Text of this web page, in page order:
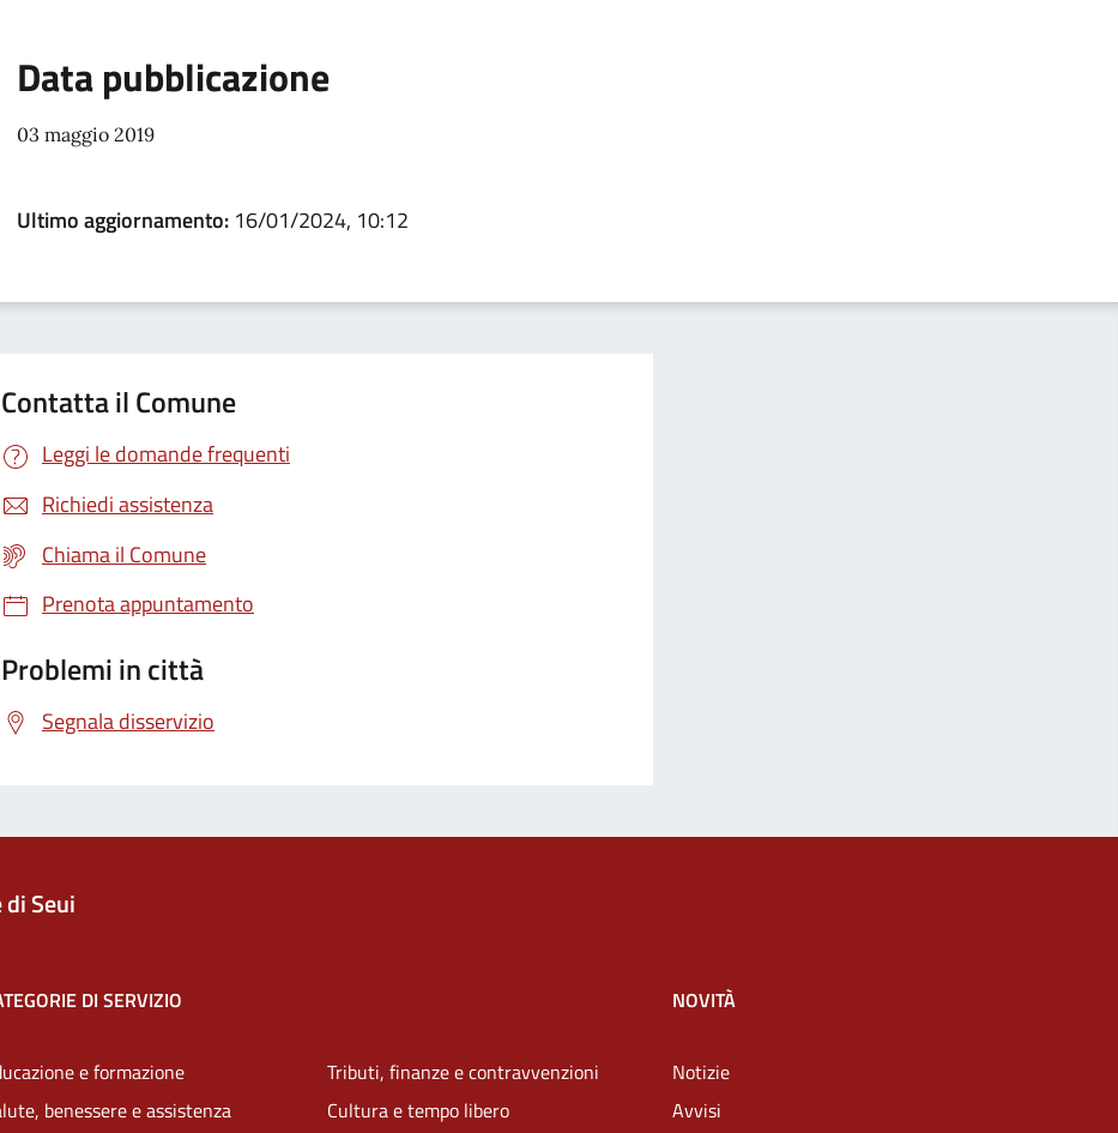
Data pubblicazione
03 maggio 2019
Ultimo aggiornamento: 16/01/2024, 10:12
Contatta il Comune
Leggi le domande frequenti
Richiedi assistenza
Chiama il Comune
Prenota appuntamento
Problemi in città
Segnala disservizio
Seui
DI SERVIZIO
e formazione
benessere e assistenza
Tributi, finanze e contravvenzioni
Cultura e tempo libero
NOVITÀ
Notizie
Avvisi